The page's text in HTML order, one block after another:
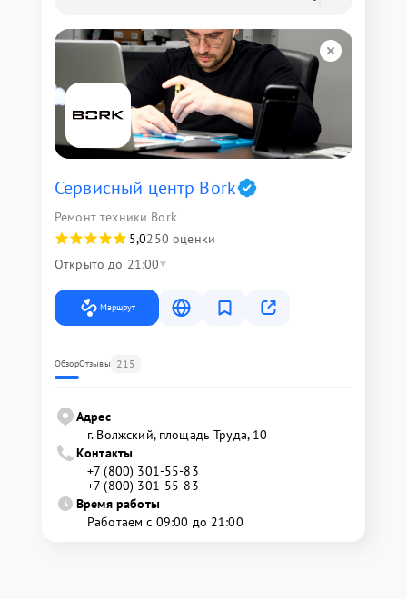
Сервисный центр Bork
Ремонт техники Bork
5,0250 оценки
Открыто до 21:00
Маршрут
ОбзорОтзывы 215
Адрес
г. Волжский, площадь Труда, 10
Контакты
+7 (800) 301-55-83
+7 (800) 301-55-83
Время работы
Работаем с 09:00 до 21:00